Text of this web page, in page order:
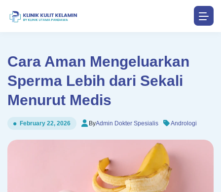
Cara Aman Mengeluarkan
Sperma Lebih dari Sekali
Menurut Medis
February 22, 2026 ByAdmin Dokter Spesialis Andrologi